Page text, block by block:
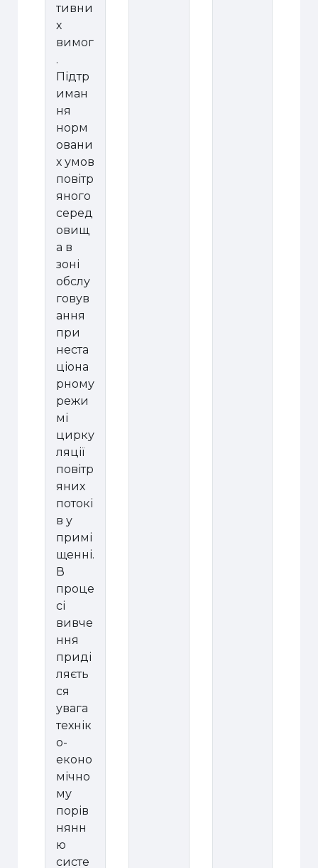
тивни
х
вимог
.
Підтр
иман
ня
норм
овани
х умов
повітр
яного
серед
овищ
а в
зоні
обслу
говув
ання
при
неста
ціона
рному
режи
мі
цирку
ляції
повітр
яних
потокі
в у
примі
щенні.
В
проце
сі
вивче
ння
приді
ляєть
ся
увага
технік
о-
еконо
мічно
му
порів
нянн
ю
систе